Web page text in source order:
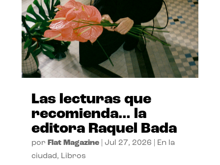
Las lecturas que
recomienda… la
editora Raquel Bada
por Flat Magazine| Jul 27, 2026
En la
ciudad, Libros